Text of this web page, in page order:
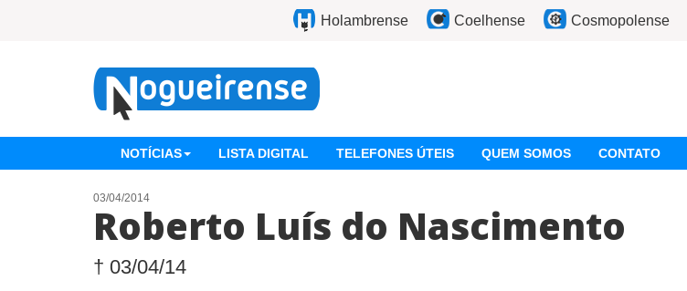
Holambrense Coelhense Cosmopolense
NOTÍCIAS LISTA DIGITAL TELEFONES ÚTEIS QUEM SOMOS CONTATO
03/04/2014
Roberto Luís do Nascimento
† 03/04/14